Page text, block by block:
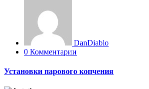
DanDiablo
0 Комментарии
Установки парового копчения